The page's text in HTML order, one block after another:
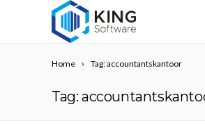
Home Tag: accountantskantoor
Tag: